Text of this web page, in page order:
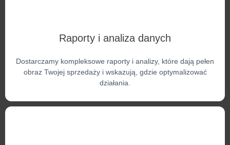
Raporty i analiza danych
Dostarczamy kompleksowe raporty i analizy, które dają pełen
obraz Twojej sprzedaży i wskazują, gdzie optymalizować
działania.